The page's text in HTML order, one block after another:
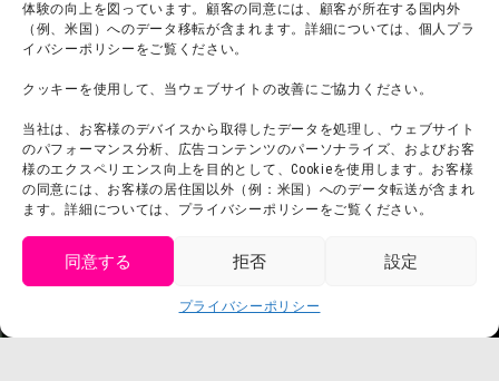
体験の向上を図っています。顧客の同意には、顧客が所在する国内外
（例、米国）へのデータ移転が含まれます。詳細については、個人プラ
イバシーポリシーをご覧ください。
クッキーを使用して、当ウェブサイトの改善にご協力ください。
当社は、お客様のデバイスから取得したデータを処理し、ウェブサイト
のパフォーマンス分析、広告コンテンツのパーソナライズ、およびお客
様のエクスペリエンス向上を目的として、Cookieを使用します。お客様
の同意には、お客様の居住国以外（例：米国）へのデータ転送が含まれ
ます。詳細については、プライバシーポリシーをご覧ください。
同意する 拒否 設定
プライバシーポリシー
団体利用について
お問い合わせ
利用規約
プライバシーポリシー
プレスリリース
メディア掲載実績
会社概要
スタッフ募集